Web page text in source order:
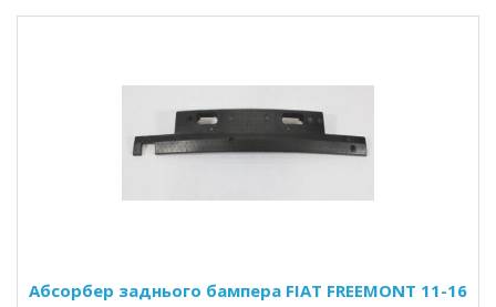
Абсорбер заднього бампера FIAT FREEMONT 11-16